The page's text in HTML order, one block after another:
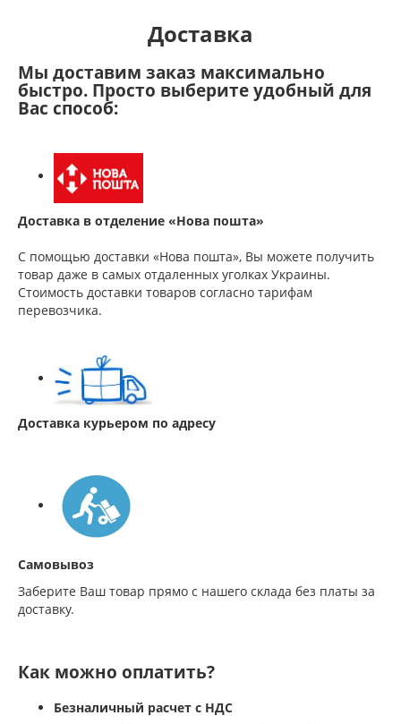
Доставка
Мы доставим заказ максимально
быстро. Просто выберите удобный для
Вас способ:
Доставка в отделение «Нова пошта»
С помощью доставки «Нова пошта», Вы можете получить
товар даже в самых отдаленных уголках Украины.
Стоимость доставки товаров согласно тарифам
перевозчика.
Доставка курьером по адресу
Самовывоз
Заберите Ваш товар прямо с нашего склада без платы за
доставку.
Как можно оплатить?
Безналичный расчет с НДС